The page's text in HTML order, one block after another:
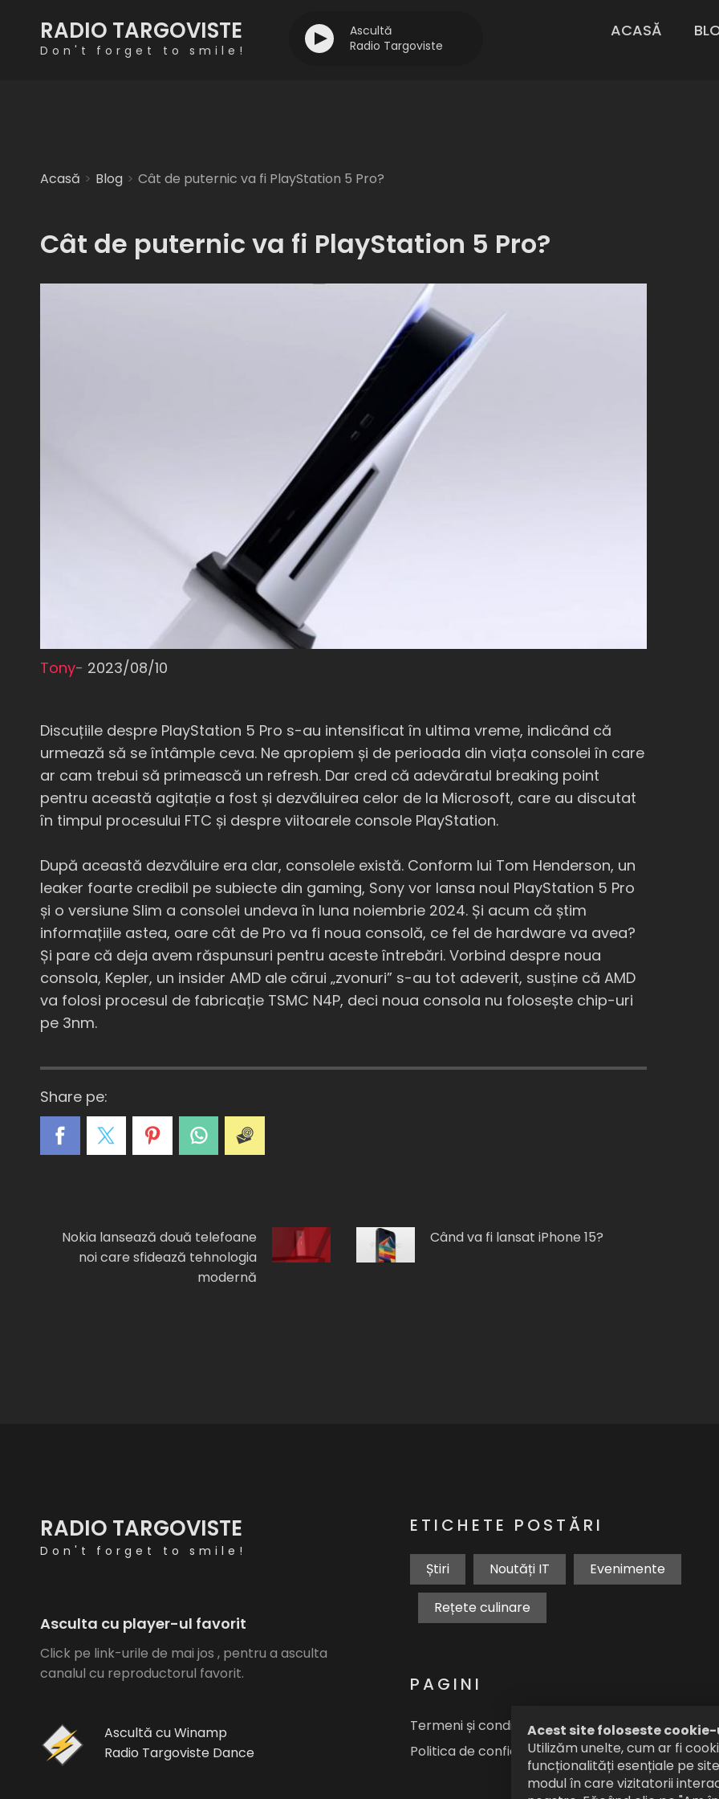
RADIO TARGOVISTE
Don't forget to smile!
Ascultă
Radio Targoviste
ACASĂ
Acasă Blog Cât de puternic va fi PlayStation 5 Pro?
Cât de puternic va fi PlayStation 5 Pro?
Tony- 2023/08/10
Discuțiile despre PlayStation 5 Pro s-au intensificat în ultima vreme, indicând că
urmează să se întâmple ceva. Ne apropiem și de perioada din viața consolei în care
ar cam trebui să primească un refresh. Dar cred că adevăratul breaking point
pentru această agitație a fost și dezvăluirea celor de la Microsoft, care au discutat
în timpul procesului FTC și despre viitoarele console PlayStation.
După această dezvăluire era clar, consolele există. Conform lui Tom Henderson, un
leaker foarte credibil pe subiecte din gaming, Sony vor lansa noul PlayStation 5 Pro
și o versiune Slim a consolei undeva în luna noiembrie 2024. Și acum că știm
informațiile astea, oare cât de Pro va fi noua consolă, ce fel de hardware va avea?
Și pare că deja avem răspunsuri pentru aceste întrebări. Vorbind despre noua
consola, Kepler, un insider AMD ale cărui „zvonuri” s-au tot adeverit, susține că AMD
va folosi procesul de fabricație TSMC N4P, deci noua consola nu folosește chip-uri
pe 3nm.
Share pe:
A C E I F
Nokia lansează două telefoane
noi care sfidează tehnologia
modernă
Când va fi lansat iPhone 15?
RADIO TARGOVISTE
Don't forget to smile!
Asculta cu player-ul favorit
Click pe link-urile de mai jos , pentru a asculta
canalul cu reproductorul favorit.
Ascultă cu Winamp
Radio Targoviste Dance
ETICHETE POSTĂRI
Știri Noutăți IT Evenimente
Rețete culinare
PAGINI
Termeni și condiții
Politica de confidențiallitate
Acest site foloseste
Utilizăm unelte, cum ar fi
funcționalități esențiale pe
modul în care vizitatorii